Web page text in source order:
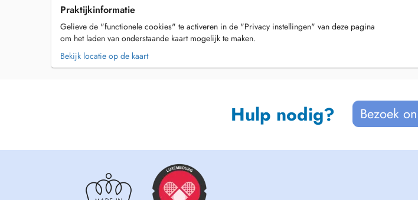
Praktijkinformatie
Gelieve de "functionele cookies" te activeren in de "Privacy instellingen" van deze pagina
om het laden van onderstaande kaart mogelijk te maken.
Bekijk locatie op de kaart
Hulp nodig? Bezoek